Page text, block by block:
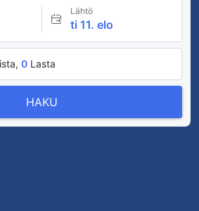
Lähtö
ti 11. elo
0 Lasta
HAKU